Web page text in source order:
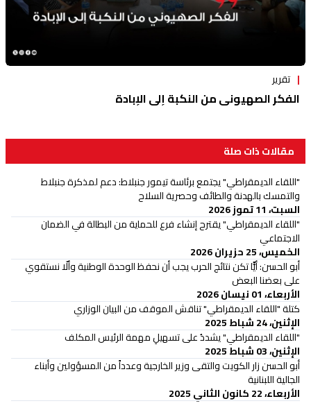
تقرير
الفكر الصهيوني من النكبة إلى الإبادة
مقالات ذات صلة
"اللقاء الديمقراطي" يجتمع برئاسة تيمور جنبلاط: دعم لمذكرة جنبلاط
والتمسك بالهدنة والطائف وحصرية السلاح
السبت، 11 تموز 2026
"اللقاء الديمقراطي" يقترح إنشاء فرع للحماية من البطالة في الضمان
الاجتماعي
الخميس، 25 حزيران 2026
أبو الحسن: أيًّا تكن نتائج الحرب يجب أن نحفظ الوحدة الوطنية وألّا نستقوي
على بعضنا البعض
الأربعاء، 01 نيسان 2026
كتلة "اللقاء الديمقراطي" تناقش الموقف من البيان الوزاري
الإثنين، 24 شباط 2025
"اللقاء الديمقراطي" يشددُ على تسهيلِ مهمة الرئيس المكلف
الإثنين، 03 شباط 2025
أبو الحسن زار الكويت والتقى وزير الخارجية وعدداً من المسؤولين وأبناء
الجالية اللبنانية
الأربعاء، 22 كانون الثاني 2025